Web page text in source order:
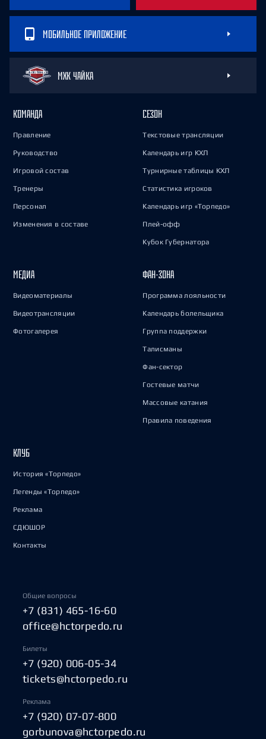
МОБИЛЬНОЕ ПРИЛОЖЕНИЕ
МХК ЧАЙКА
КОМАНДА
Правление
Руководство
Игровой состав
Тренеры
Персонал
Изменения в составе
СЕЗОН
Текстовые трансляции
Календарь игр КХЛ
Турнирные таблицы КХЛ
Статистика игроков
Календарь игр «Торпедо»
Плей-офф
Кубок Губернатора
МЕДИА
Видеоматериалы
Видеотрансляции
Фотогалерея
ФАН-ЗОНА
Программа лояльности
Календарь болельщика
Группа поддержки
Талисманы
Фан-сектор
Гостевые матчи
Массовые катания
Правила поведения
КЛУБ
История «Торпедо»
Легенды «Торпедо»
Реклама
СДЮШОР
Контакты
Общие вопросы
+7 (831) 465-16-60
office@hctorpedo.ru
Билеты
+7 (920) 006-05-34
tickets@hctorpedo.ru
Реклама
+7 (920) 07-07-800
gorbunova@hctorpedo.ru